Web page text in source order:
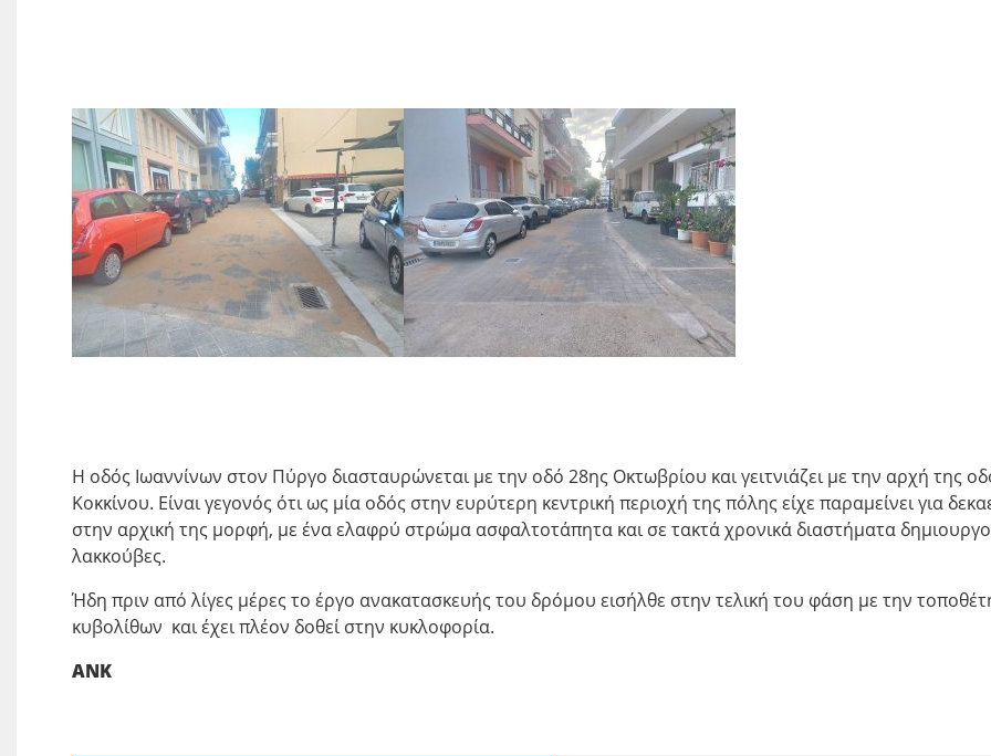
Η οδός Ιωαννίνων στον Πύργο διασταυρώνεται με την οδό 28ης Οκτωβρίου και γειτνιάζει με την αρχή της
Κοκκίνου. Είναι γεγονός ότι ως μία οδός στην ευρύτερη κεντρική περιοχή της πόλης είχε παραμείνει για
στην αρχική της μορφή, με ένα ελαφρύ στρώμα ασφαλτοτάπητα και σε τακτά χρονικά διαστήματα
λακκούβες.
Ήδη πριν από λίγες μέρες το έργο ανακατασκευής του δρόμου εισήλθε στην τελική του φάση με την
κυβολίθων και έχει πλέον δοθεί στην κυκλοφορία.
ΑΝΚ